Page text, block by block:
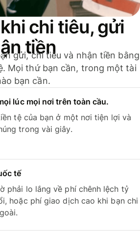
chi tiêu, gửi
tiền
gửi, chi tiêu và nhận tiền bằng
Mọi thứ bạn cần, trong một tài
bạn cần.
lúc mọi nơi trên toàn cầu.
tệ của bạn ở một nơi tiện lợi và
trong vài giây.
tế
phải lo lắng về phí chênh lệch tỷ
hoặc phí giao dịch cao khi bạn chi